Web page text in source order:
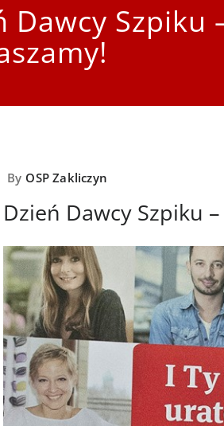
Dawcy Szpiku
By OSP Zakliczyn
Dzień Dawcy Szpiku